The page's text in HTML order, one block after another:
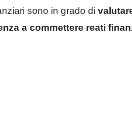
sono in grado di
a commettere reati